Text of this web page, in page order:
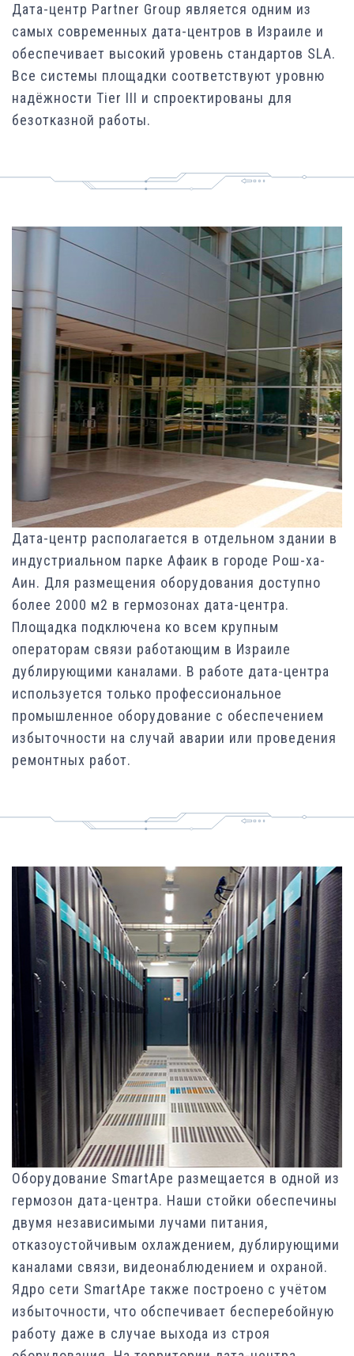
Дата-центр Partner Group является одним из
самых современных дата-центров в Израиле и
обеспечивает высокий уровень стандартов SLA.
Все системы площадки соответствуют уровню
надёжности Tier III и спроектированы для
безотказной работы.
Дата-центр располагается в отдельном здании в
индустриальном парке Афаик в городе Рош-ха-
Аин. Для размещения оборудования доступно
более 2000 м2 в гермозонах дата-центра.
Площадка подключена ко всем крупным
операторам связи работающим в Израиле
дублирующими каналами. В работе дата-центра
используется только профессиональное
промышленное оборудование с обеспечением
избыточности на случай аварии или проведения
ремонтных работ.
Оборудование SmartApe размещается в одной из
гермозон дата-центра. Наши стойки обеспечины
двумя независимыми лучами питания,
отказоустойчивым охлаждением, дублирующими
каналами связи, видеонаблюдением и охраной.
Ядро сети SmartApe также построено с учётом
избыточности, что обспечивает бесперебойную
работу даже в случае выхода из строя